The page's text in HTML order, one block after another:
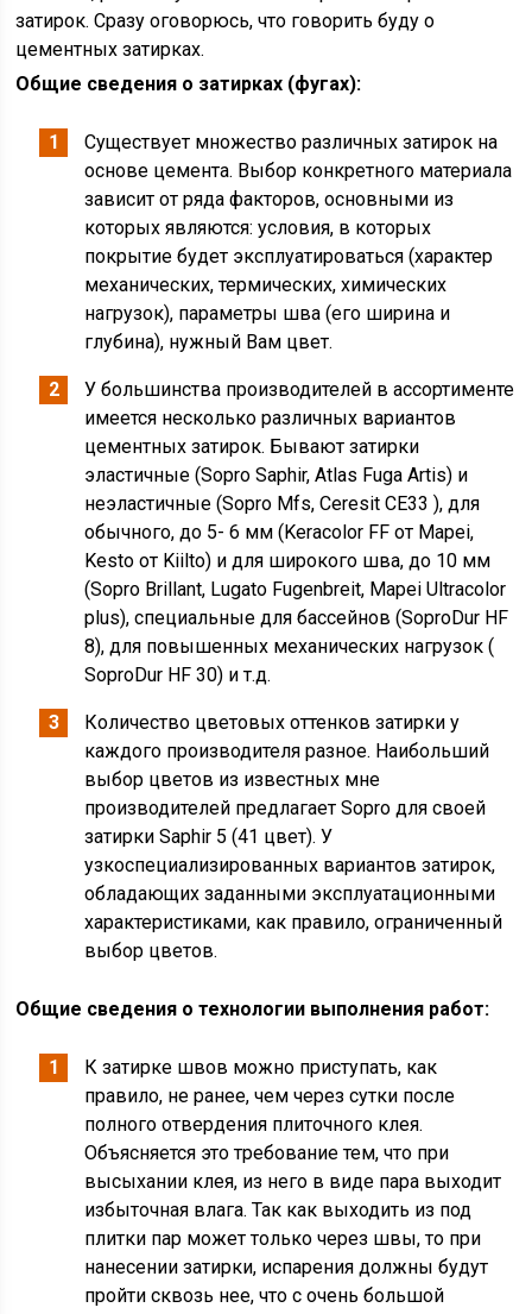
затирок. Сразу оговорюсь, что говорить буду о
цементных затирках.
Общие сведения о затирках (фугах):
Существует множество различных затирок на
основе цемента. Выбор конкретного материала
зависит от ряда факторов, основными из
которых являются: условия, в которых
покрытие будет эксплуатироваться (характер
механических, термических, химических
нагрузок), параметры шва (его ширина и
глубина), нужный Вам цвет.
У большинства производителей в ассортименте
имеется несколько различных вариантов
цементных затирок. Бывают затирки
эластичные (Sopro Saphir, Atlas Fuga Artis) и
неэластичные (Sopro Mfs, Ceresit CE33 ), для
обычного, до 5- 6 мм (Keracolor FF от Mapei,
Kesto от Kiilto) и для широкого шва, до 10 мм
(Sopro Brillant, Lugato Fugenbreit, Mapei Ultracolor
plus), специальные для бассейнов (SoproDur HF
8), для повышенных механических нагрузок (
SoproDur HF 30) и т.д.
Количество цветовых оттенков затирки у
каждого производителя разное. Наибольший
выбор цветов из известных мне
производителей предлагает Sopro для своей
затирки Saphir 5 (41 цвет). У
узкоспециализированных вариантов затирок,
обладающих заданными эксплуатационными
характеристиками, как правило, ограниченный
выбор цветов.
Общие сведения о технологии выполнения работ:
К затирке швов можно приступать, как
правило, не ранее, чем через сутки после
полного отвердения плиточного клея.
Объясняется это требование тем, что при
высыхании клея, из него в виде пара выходит
избыточная влага. Так как выходить из под
плитки пар может только через швы, то при
нанесении затирки, испарения должны будут
пройти сквозь нее, что с очень большой